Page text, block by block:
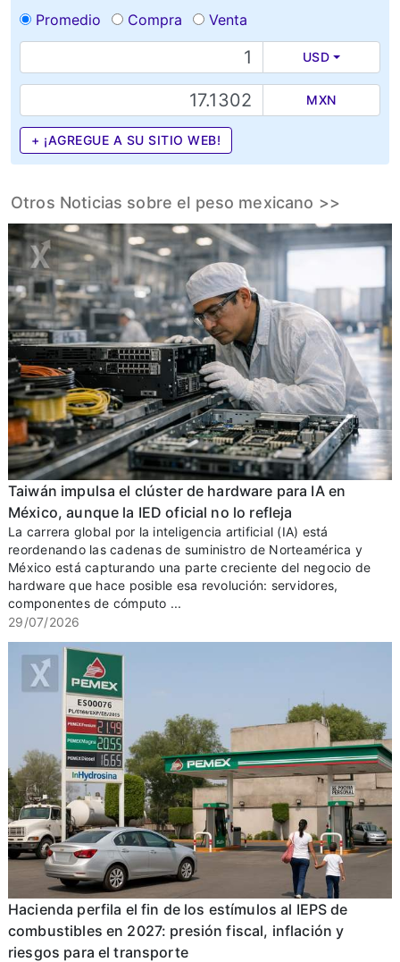
Promedio Compra Venta
USD
MXN
+ ¡AGREGUE A SU SITIO WEB!
Otros Noticias sobre el peso mexicano >>
Taiwán impulsa el clúster de hardware para IA en
México, aunque la IED oficial no lo refleja
La carrera global por la inteligencia artificial (IA) está
reordenando las cadenas de suministro de Norteamérica y
México está capturando una parte creciente del negocio de
hardware que hace posible esa revolución: servidores,
componentes de cómputo ...
29/07/2026
Hacienda perfila el fin de los estímulos al IEPS de
combustibles en 2027: presión fiscal, inflación y
riesgos para el transporte